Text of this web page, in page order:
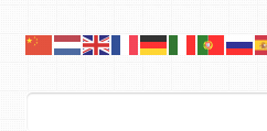
Arama: